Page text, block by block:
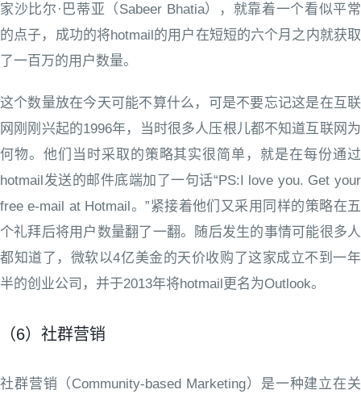
家沙比尔·巴蒂亚（Sabeer Bhatia），就靠着一个看似平常
的点子，成功的将hotmail的用户在短短的六个月之内就获取
了一百万的用户数量。
这个数量放在今天可能不算什么，可是不要忘记这是在互联
网刚刚兴起的1996年，当时很多人压根儿都不知道互联网为
何物。他们当时采取的策略其实很简单，就是在每份通过
hotmail发送的邮件底端加了一句话“PS:I love you. Get your
free e-mail at Hotmail。”紧接着他们又采用同样的策略在五
个礼拜后将用户数量翻了一翻。随后发生的事情可能很多人
都知道了，微软以4亿美金的天价收购了这家成立不到一年
半的创业公司，并于2013年将hotmail更名为Outlook。
（6）社群营销
社群营销（Community-based Marketing）是一种建立在关